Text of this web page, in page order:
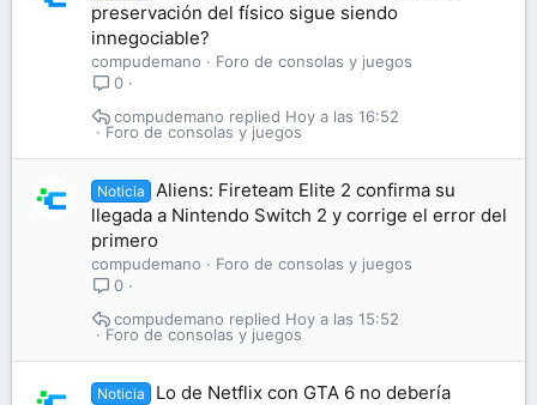
preservación del físico sigue siendo
innegociable?
compudemano
Foro de consolas y juegos
0
Foro de consolas y juegos
Hoy a las 16:52
compudemano
Noticia
Aliens: Fireteam Elite 2 confirma su
llegada a Nintendo Switch 2 y corrige el error del
primero
compudemano
Foro de consolas y juegos
0
Foro de consolas y juegos
Hoy a las 15:52
compudemano
Noticia
Lo de Netflix con GTA 6 no debería